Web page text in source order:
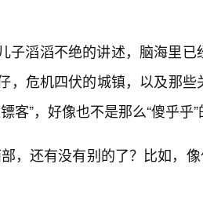
子滔滔不绝的讲述，脑海里
，危机四伏的城镇，以及那
客”，好像也不是那么“傻乎乎
，还有没有别的了？比如，